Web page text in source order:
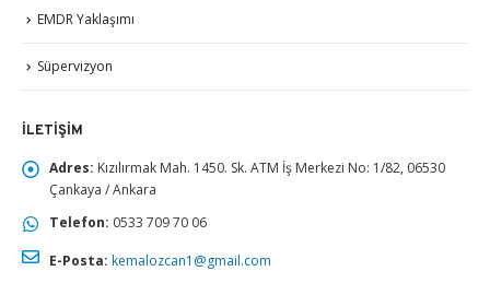
EMDR Yaklaşımı
Süpervizyon
İLETIŞIM
Adres: Kızılırmak Mah. 1450. Sk. ATM İş Merkezi No: 1/82, 06530
Çankaya / Ankara
Telefon: 0533 709 70 06
E-Posta: kemalozcan1@gmail.com